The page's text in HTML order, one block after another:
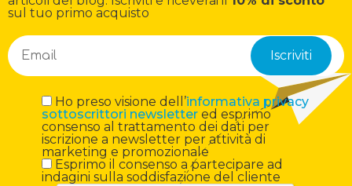
sul tuo primo acquisto
Ho preso visione dell’informativa privacy
sottoscrittori newslettered esprimo
consenso al trattamento dei dati per
iscrizione a newsletter per attività di
marketing e promozionale
Esprimo il consenso a partecipare ad
indagini sulla soddisfazione del cliente